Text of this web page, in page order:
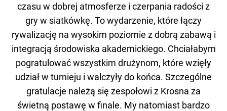
czasu w dobrej atmosferze i czerpania radości z
gry w siatkówkę. To wydarzenie, które łączy
rywalizację na wysokim poziomie z dobrą zabawą i
integracją środowiska akademickiego. Chciałabym
pogratulować wszystkim drużynom, które wzięły
udział w turnieju i walczyły do końca. Szczególne
gratulacje należą się zespołowi z Krosna za
świetną postawę w finale. My natomiast bardzo